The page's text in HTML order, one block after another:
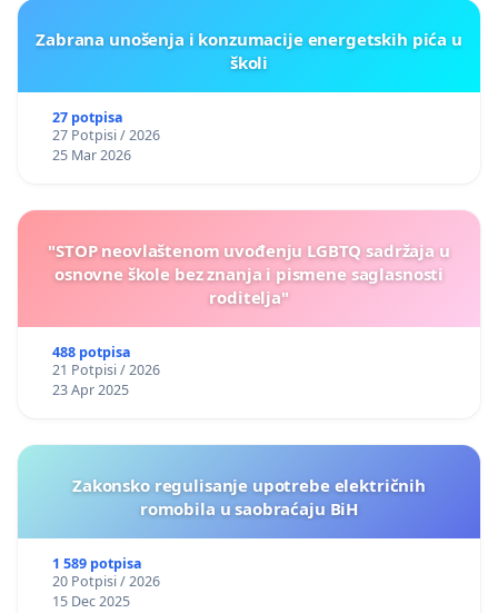
Zabrana unošenja i konzumacije energetskih pića u
školi
27 potpisa
27 Potpisi / 2026
25 Mar 2026
"STOP neovlaštenom uvođenju LGBTQ sadržaja u
osnovne škole bez znanja i pismene saglasnosti
roditelja"
488 potpisa
21 Potpisi / 2026
23 Apr 2025
Zakonsko regulisanje upotrebe električnih
romobila u saobraćaju BiH
1 589 potpisa
20 Potpisi / 2026
15 Dec 2025